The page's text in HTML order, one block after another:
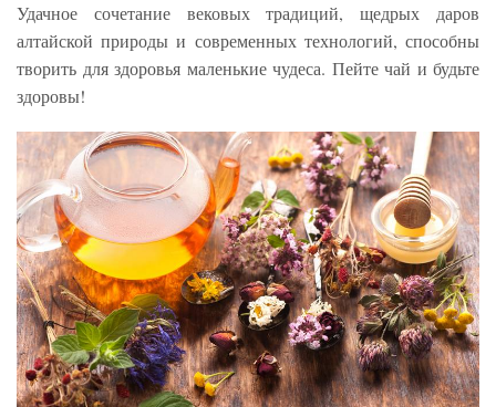
Удачное сочетание вековых традиций, щедрых даров
алтайской природы и современных технологий, способны
творить для здоровья маленькие чудеса. Пейте чай и будьте
здоровы!